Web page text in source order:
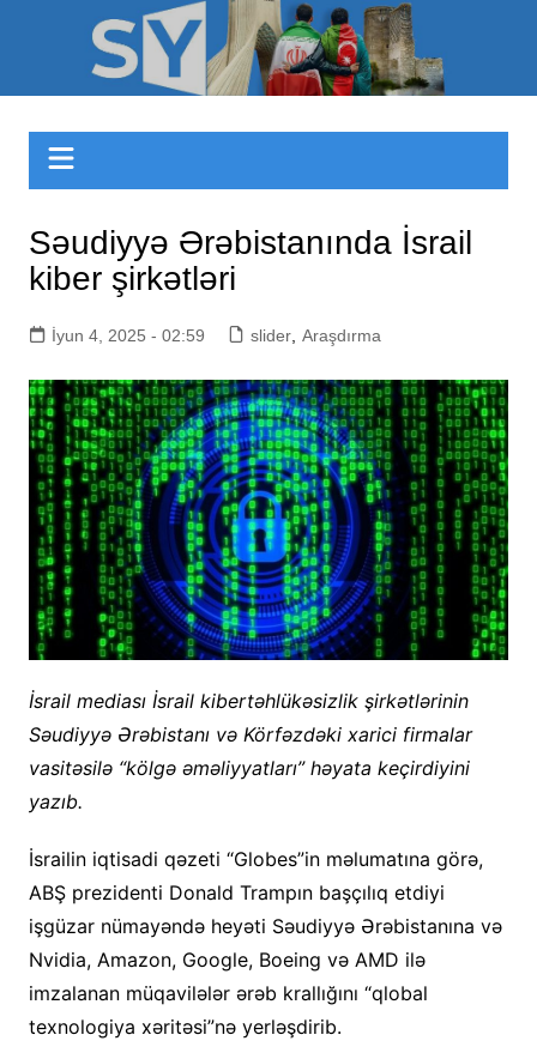
Sizinyol.org
Səudiyyə Ərəbistanında İsrail
kiber şirkətləri
İyun 4, 2025 - 02:59 slider, Araşdırma
İsrail mediası İsrail kibertəhlükəsizlik şirkətlərinin
Səudiyyə Ərəbistanı və Körfəzdəki xarici firmalar
vasitəsilə “kölgə əməliyyatları” həyata keçirdiyini
yazıb.
İsrailin iqtisadi qəzeti “Globes”in məlumatına görə,
ABŞ prezidenti Donald Trampın başçılıq etdiyi
işgüzar nümayəndə heyəti Səudiyyə Ərəbistanına və
Nvidia, Amazon, Google, Boeing və AMD ilə
imzalanan müqavilələr ərəb krallığını “qlobal
texnologiya xəritəsi”nə yerləşdirib.